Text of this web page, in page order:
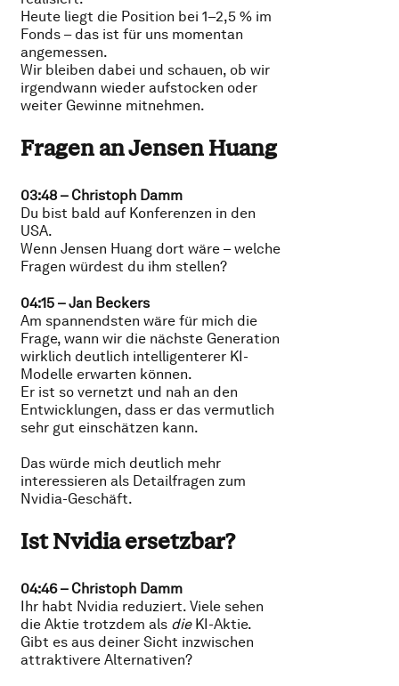
Heute liegt die Position bei 1–2,5 % im
Fonds – das ist für uns momentan
angemessen.
Wir bleiben dabei und schauen, ob wir
irgendwann wieder aufstocken oder
weiter Gewinne mitnehmen.
Fragen an Jensen Huang
03:48 – Christoph Damm
Du bist bald auf Konferenzen in den
USA.
Wenn Jensen Huang dort wäre – welche
Fragen würdest du ihm stellen?
04:15 – Jan Beckers
Am spannendsten wäre für mich die
Frage, wann wir die nächste Generation
wirklich deutlich intelligenterer KI-
Modelle erwarten können.
Er ist so vernetzt und nah an den
Entwicklungen, dass er das vermutlich
sehr gut einschätzen kann.
Das würde mich deutlich mehr
interessieren als Detailfragen zum
Nvidia-Geschäft.
Ist Nvidia ersetzbar?
04:46 – Christoph Damm
Ihr habt Nvidia reduziert. Viele sehen
die Aktie trotzdem als dieKI-Aktie.
Gibt es aus deiner Sicht inzwischen
attraktivere Alternativen?